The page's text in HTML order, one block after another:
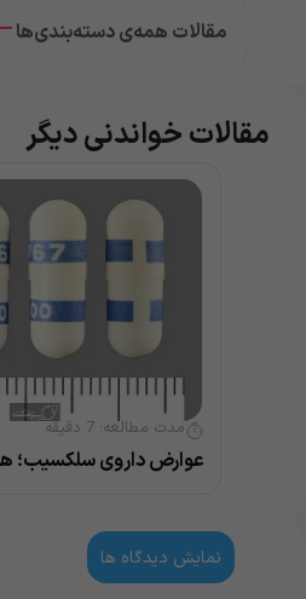
مقالات همه‌ی دسته‌بندی‌ها
مقالات خواندنی دیگر
مدت مطالعه: 7 دقیقه
نمایش دیدگاه ها